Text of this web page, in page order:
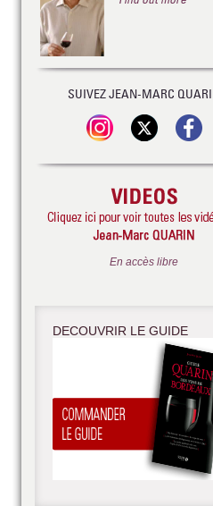
SUIVEZ JEAN-MARC
En accès libre
DECOUVRIR LE GUIDE